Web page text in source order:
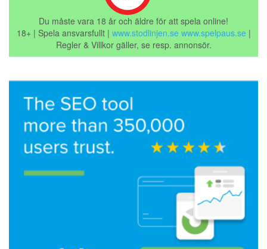
Du måste vara 18 år och äldre för att spela online!
18+ | Spela ansvarsfullt | www.stodlinjen.se www.spelpaus.se |
Regler & Villkor gäller, se resp. annonsör.